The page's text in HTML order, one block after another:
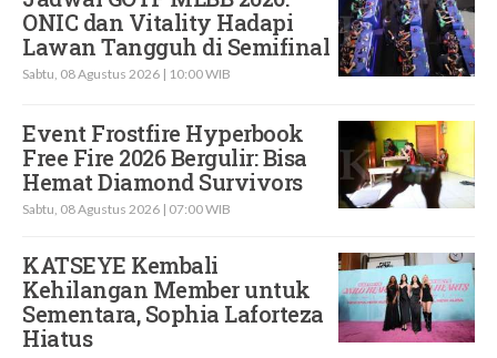
ONIC dan Vitality Hadapi
Lawan Tangguh di Semifinal
Sabtu, 08 Agustus 2026 | 10:00 WIB
Event Frostfire Hyperbook
Free Fire 2026 Bergulir: Bisa
Hemat Diamond Survivors
Sabtu, 08 Agustus 2026 | 07:00 WIB
KATSEYE Kembali
Kehilangan Member untuk
Sementara, Sophia Laforteza
Hiatus